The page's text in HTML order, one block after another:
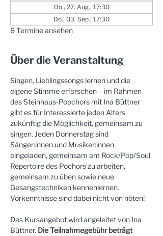
Do., 27. Aug., 17:30
Do., 03. Sep., 17:30
6 Termine ansehen
Über die Veranstaltung
Singen, Lieblingssongs lernen und die
eigene Stimme erforschen – im Rahmen
des Steinhaus-Popchors mit Ina Büttner
gibt es für Interessierte jeden Alters
zukünftig die Möglichkeit, gemeinsam zu
singen. Jeden Donnerstag sind
Sänger:innen und Musiker:innen
eingeladen, gemeinsam am Rock/Pop/Soul
Repertoire des Pochors zu arbeiten,
gemeinsam zu üben sowie neue
Gesangstechniken kennenlernen.
Vorkenntnisse sind dabei nicht von nöten!
Das Kursangebot wird angeleitet von Ina
Büttner. Die Teilnahmegebühr beträgt